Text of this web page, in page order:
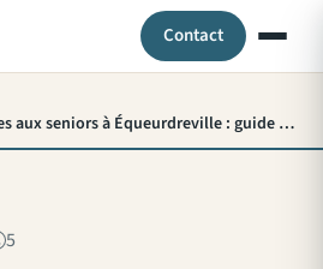
Contact
Activités sportives adaptées aux seniors à Équeurdreville : guide complet
5